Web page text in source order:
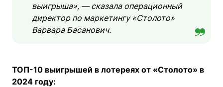
выигрыша», — сказала операционный
директор по маркетингу «Столото»
Варвара Басанович.
ТОП-10 выигрышей в лотереях от «Столото» в
2024 году: